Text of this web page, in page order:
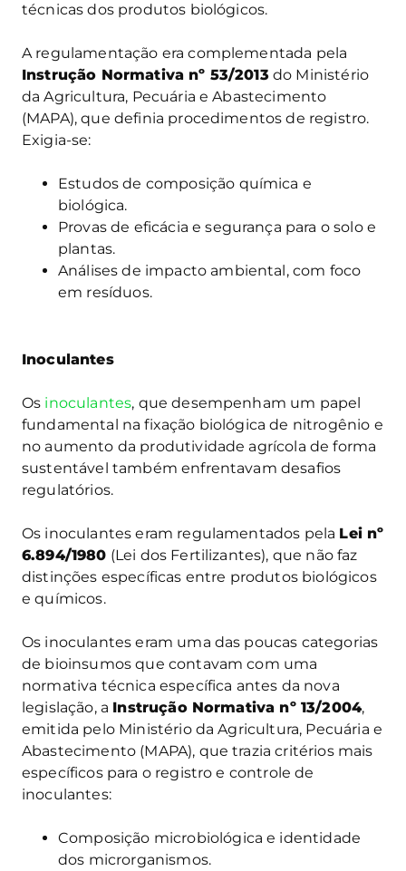
técnicas dos produtos biológicos.
A regulamentação era complementada pela
Instrução Normativa nº 53/2013do Ministério
da Agricultura, Pecuária e Abastecimento
(MAPA), que definia procedimentos de registro.
Exigia-se:
Estudos de composição química e
biológica.
Provas de eficácia e segurança para o solo e
plantas.
Análises de impacto ambiental, com foco
em resíduos.
Inoculantes
Os inoculantes, que desempenham um papel
fundamental na fixação biológica de nitrogênio e
no aumento da produtividade agrícola de forma
sustentável também enfrentavam desafios
regulatórios.
Os inoculantes eram regulamentados pela Lei nº
6.894/1980 (Lei dos Fertilizantes), que não faz
distinções específicas entre produtos biológicos
e químicos.
Os inoculantes eram uma das poucas categorias
de bioinsumos que contavam com uma
normativa técnica específica antes da nova
legislação, a Instrução Normativa nº 13/2004,
emitida pelo Ministério da Agricultura, Pecuária e
Abastecimento (MAPA), que trazia critérios mais
específicos para o registro e controle de
inoculantes:
Composição microbiológica e identidade
dos microrganismos.